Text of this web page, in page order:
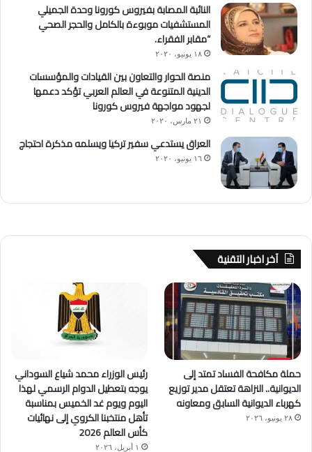
النائبة المصابة بفيروس كورونا وحدة الجميلي
المستشفيات موبوءة بالكامل والحجر الصحي
“مقابر الفقراء.
١٨ يونيو، ٢٠٢٠
منصة الحوار والتعاون بين القيادات والمؤسسات
الدينية المتنوعة في العالم العربي تؤكد دعمها
لجهود مواجهة فيروس كورونا
٢١ مارس، ٢٠٢٠
العراق يستدعي سفير تركيا ويسلمه مذكرة احتجاج
١٦ يونيو، ٢٠٢٠
آخر اخبار التقنية
حملة مكافحة الفساد تمتد إلى
الديوانية.. النزاهة تعتقل مدير توزيع
كهرباء الديوانية السابق ومعاونه
٢٨ يونيو، ٢٠٢٦
رئيس الوزراء محمد شياع السوداني
يوجه بتعطيل الدوام الرسمي لهذا
اليوم ويوم غد الخميس بمناسبة
تأهل منتخبنا الكروي إلى نهائيات
كأس العالم 2026
١ أبريل، ٢٠٢٦